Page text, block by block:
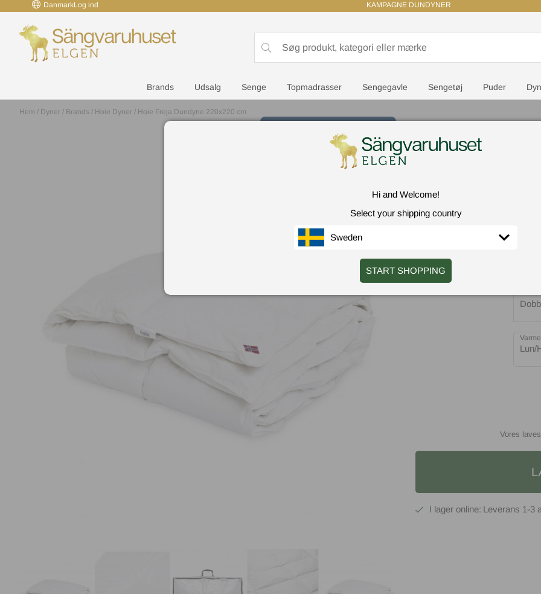
DanmarkLog ind KAMPAGNE DUNDYNER
Brands Udsalg Senge Topmadrasser Sengegavle Sengetøj Puder
Hem / Dyner / Brands / Hoie Dyner / Hoie Freja Dundyne 220x220 cm
RABATTKOD: SVALA100
100 kr extra rabatt på utvalda - minsta
köpbelopp 1 500 kr
Lun/
Vores
1-3
Hi and Welcome!
Select your shipping country
Sweden
START SHOPPING